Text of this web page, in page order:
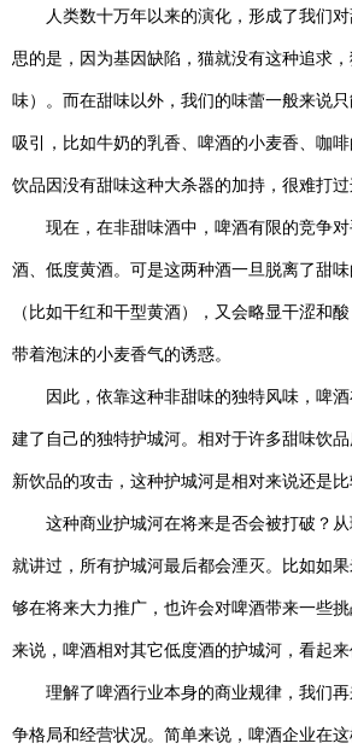
人类数十万年以来的演化，形成了我们对
思的是，因为基因缺陷，猫就没有这种追求
味）。而在甜味以外，我们的味蕾一般来说
吸引，比如牛奶的乳香、啤酒的小麦香、咖
饮品因没有甜味这种大杀器的加持，很难打过
现在，在非甜味酒中，啤酒有限的竞争对
酒、低度黄酒。可是这两种酒一旦脱离了甜
（比如干红和干型黄酒），又会略显干涩和
带着泡沫的小麦香气的诱惑。
因此，依靠这种非甜味的独特风味，啤酒
建了自己的独特护城河。相对于许多甜味饮
新饮品的攻击，这种护城河是相对来说还是比
这种商业护城河在将来是否会被打破？从
就讲过，所有护城河最后都会湮灭。比如如
够在将来大力推广，也许会对啤酒带来一些
来说，啤酒相对其它低度酒的护城河，看起来
理解了啤酒行业本身的商业规律，我们再
争格局和经营状况。简单来说，啤酒企业在